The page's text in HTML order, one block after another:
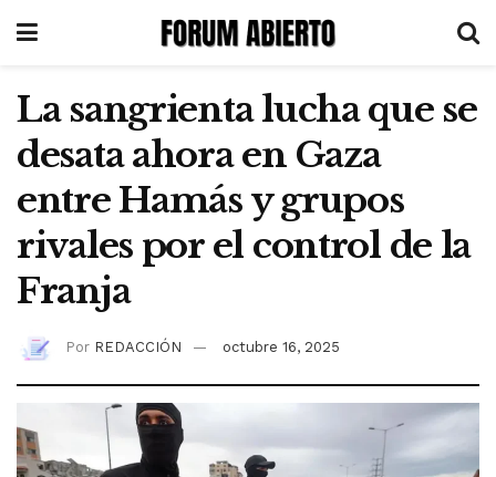
La sangrienta lucha que se
desata ahora en Gaza
entre Hamás y grupos
rivales por el control de la
Franja
Por REDACCIÓN octubre 16, 2025